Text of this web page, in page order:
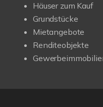
Häuser zum Kauf
Grundstücke
Mietangebote
Renditeobjekte